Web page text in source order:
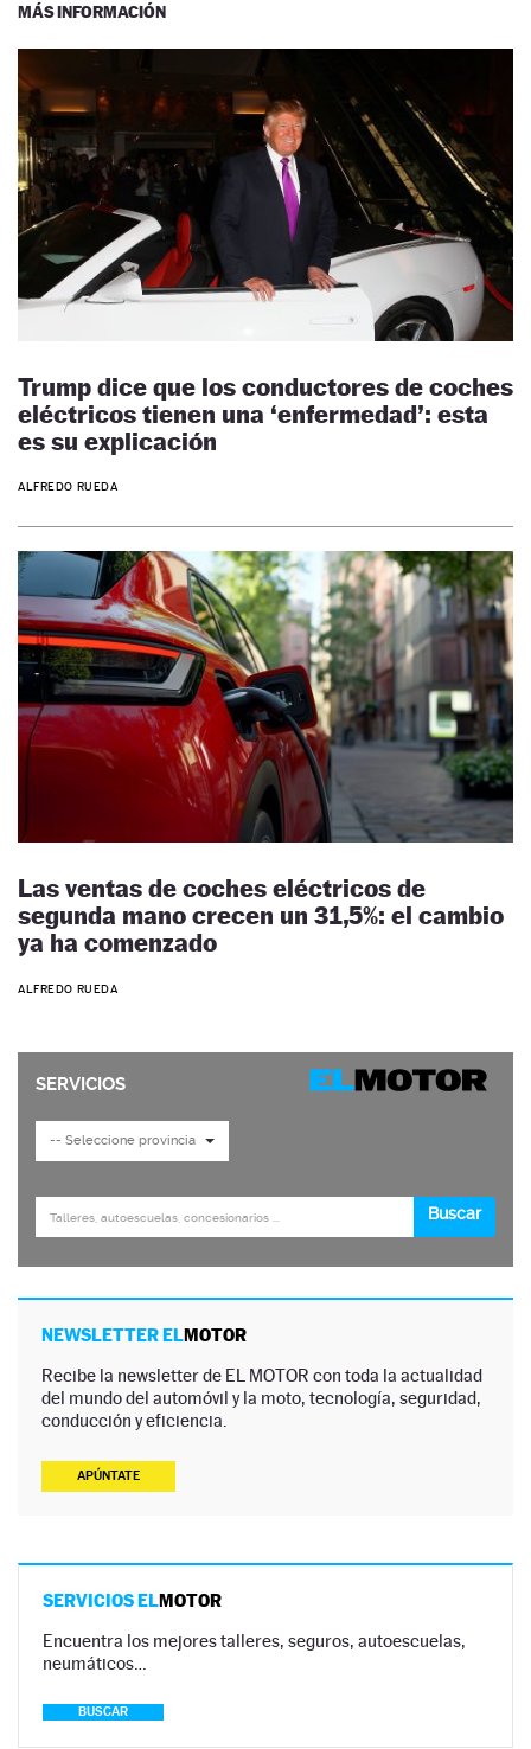
MÁS INFORMACIÓN
Trump dice que los conductores de coches
eléctricos tienen una ‘enfermedad’: esta
es su explicación
ALFREDO RUEDA
Las ventas de coches eléctricos de
segunda mano crecen un 31,5%: el cambio
ya ha comenzado
ALFREDO RUEDA
NEWSLETTER ELMOTOR
Recibe la newsletter de EL MOTOR con toda la actualidad
del mundo del automóvil y la moto, tecnología, seguridad,
conducción y eficiencia.
APÚNTATE
SERVICIOS ELMOTOR
Encuentra los mejores talleres, seguros, autoescuelas,
neumáticos…
BUSCAR